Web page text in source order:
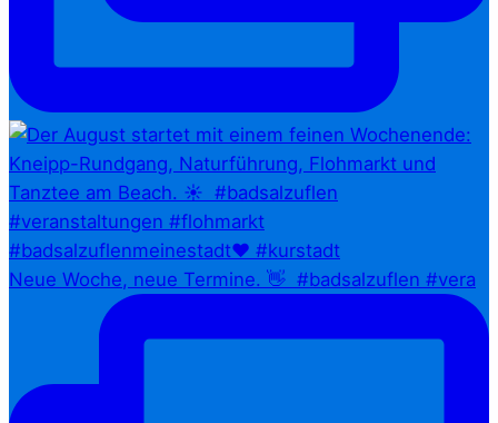
Neue Woche, neue Termine. 👋⁠ ⁠ #badsalzuflen #vera